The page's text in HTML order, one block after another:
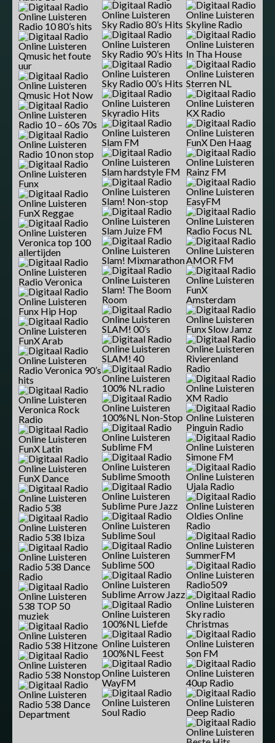
Radio 10 80’s hits
Qmusic het foute
uur
Qmusic Hot Now
Radio 10 – 60s 70s
Radio 10 non stop
Funx
FunX Reggae
Veronica top 100
allertijden
Radio Veronica
Funx Hip Hop
FunX Arab
Radio Veronica 90’s
hits
Veronica Rock
Radio
FunX Latin
FunX Dance
Radio 538
Radio 538 Ibiza
Radio 538 Dance
Radio
538 TOP 50
muziek
Radio 538 Hitzone
Radio 538 Nonstop
Radio 538 Dance
Department
Sky Radio 80’s Hits
Sky Radio 90’s Hits
Sky Radio 00’s Hits
Skyradio Hits
Slam FM
Slam hardstyle FM
Slam! Non-stop
Slam Juize FM
Slam! Mixmarathon
Slam! The Boom
Room
SLAM! 00’s
SLAM! 40
100% NL radio
100%NL Non-Stop
Sublime FM
Sublime Smooth
Sublime Pure Jazz
Sublime Soul
Sublime 500
Sublime Arrow Jazz
100%NL Liefde
100%NL Feest
WayFM
Soul Radio
Skyline Radio
In Tha House
Sterren NL
KX Radio
FunX Den Haag
Rainz FM
EasyFM
Radio Focus NL
AMOR FM
FunX
Amsterdam
Funx Slow Jamz
Rivierenland
Radio
XM Radio
Pinguin Radio
Simone FM
Ujala Radio
Oldies Online
Radio
SummerFM
Radio509
Sky radio
Christmas
Son FM
40up Radio
Deep Radio